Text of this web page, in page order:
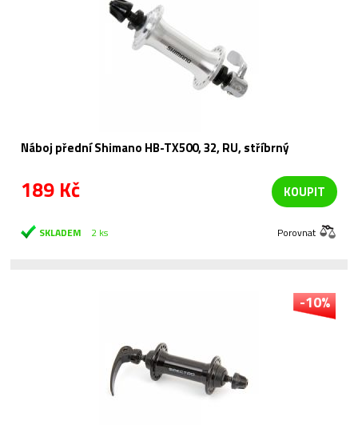
Náboj přední Shimano HB-TX500, 32, RU, stříbrný
189 Kč KOUPIT
SKLADEM 2 ks Porovnat
-10%